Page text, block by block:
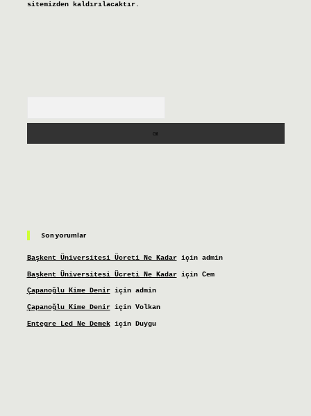
sitemizden kaldırılacaktır.
Son yorumlar
Başkent Üniversitesi Ücreti Ne Kadariçin admin
Başkent Üniversitesi Ücreti Ne Kadariçin Cem
Çapanoğlu Kime Deniriçin admin
Çapanoğlu Kime Deniriçin Volkan
Entegre Led Ne Demekiçin Duygu